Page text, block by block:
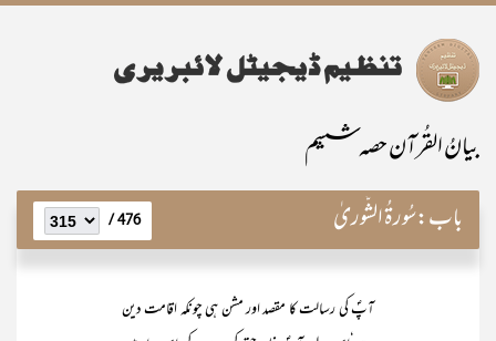
بیانُ القُرآن حصہ ششم
باب:سُورۃُ الشُّوریٰ 476 /
آپؐ کی رسالت کا مقصد اور مشن ہی چونکہ اقامت دین